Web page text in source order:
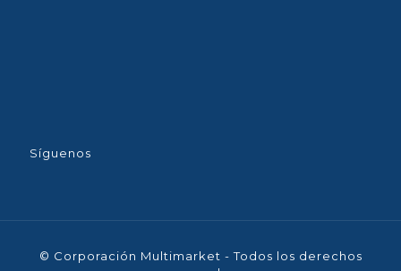
Síguenos
© Corporación Multimarket - Todos los derechos